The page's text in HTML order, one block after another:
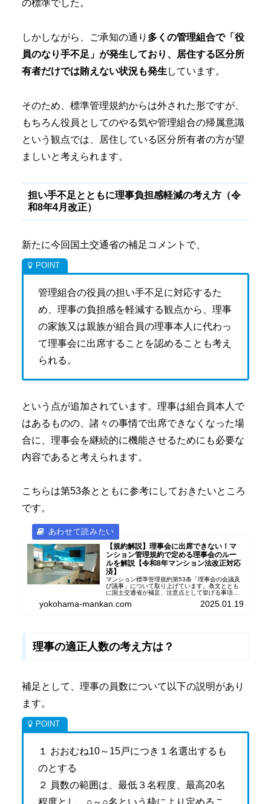
の標準でした。
しかしながら、ご承知の通り 多くの管理組合で「役
員のなり手不足」が発生しており、居住する区分所
有者だけでは賄えない状況も発生 しています。
そのため、標準管理規約からは外された形ですが、
もちろん役員としてのやる気や管理組合の帰属意識
という観点では、居住している区分所有者の方が望
ましいと考えられます。
担い手不足とともに理事負担感軽減の考え方（令
和8年4月改正）
新たに今回国土交通省の補足コメントで、
管理組合の役員の担い手不足に対応するた
め、理事の負担感を軽減する観点から、理事
の家族又は親族が組合員の理事本人に代わっ
て理事会に出席することを認めることも考え
られる。
という点が追加されています。理事は組合員本人で
はあるものの、諸々の事情で出席できなくなった場
合に、理事会を継続的に機能させるためにも必要な
内容であると考えられます。
こちらは第53条とともに参考にしておきたいところ
です。
【規約解説】理事会に出席できない！マ
ンション管理規約で定める理事会のルー
ルを解説【令和8年マンション法改正対応
済】
マンション標準管理規約第53条「理事会の会議及
び議事」について取り上げています。条文ととも
に国土交通省が補足、注意点として挙げる事項、
ら、管理組合や区分所有者に気を付けておくべき
yokohama-mankan.com 2025.01.19
理事の適正人数の考え方は？
補足として、理事の員数について以下の説明があり
ます。
１ おおむね10～15戸につき１名選出するも
のとする
２ 員数の範囲は、最低３名程度、最高20名
程度とし、○～○名という枠により定めるこ